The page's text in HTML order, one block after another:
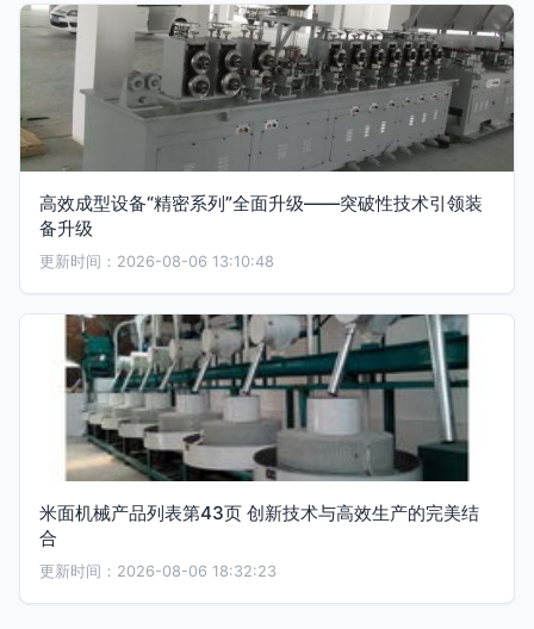
高效成型设备“精密系列”全面升级——突破性技术引领装
备升级
更新时间：2026-08-06 13:10:48
米面机械产品列表第43页 创新技术与高效生产的完美结
合
更新时间：2026-08-06 18:32:23